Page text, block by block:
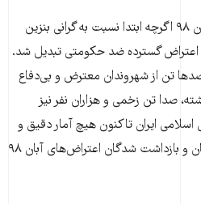
مجموعه اعتراض‌های سراسری آبان ۹۸ اگرچه ابتدا نسبت به گرانی بنزین
گسترده ضد حکومتی تبدیل شد.
تن از شهروندان معترض و بی‌دفاع
صدا تن زخمی و هزاران نفر نیز
ایران تاکنون هیچ آمار دقیق و
مشخصی درباره تعداد کشته شدگان و بازداشت شدگان اعتراض­‌های آبان ۹۸